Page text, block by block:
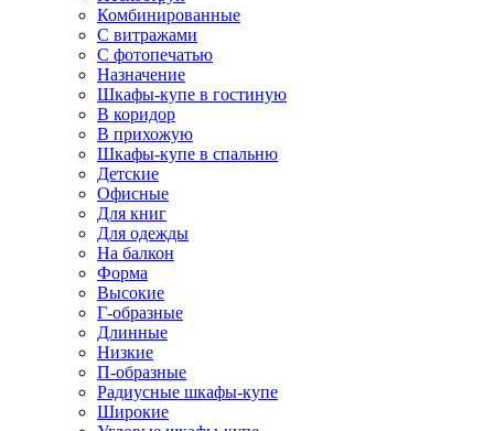
Комбинированные
С витражами
С фотопечатью
Назначение
Шкафы-купе в гостиную
В коридор
В прихожую
Шкафы-купе в спальню
Детские
Офисные
Для книг
Для одежды
На балкон
Форма
Высокие
Г-образные
Длинные
Низкие
П-образные
Радиусные шкафы-купе
Широкие